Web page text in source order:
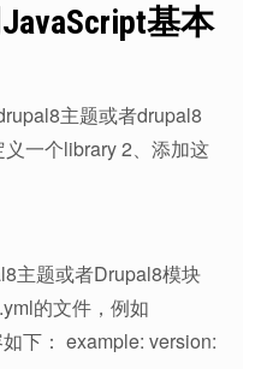
基本
主题或者drupal8
一个library 2、添加这
主题或者Drupal8模块
的文件，例如
下： example: version: